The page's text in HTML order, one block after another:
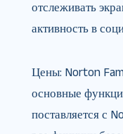
отслеживать
активность в
Цены: Norton
основные
поставляется с